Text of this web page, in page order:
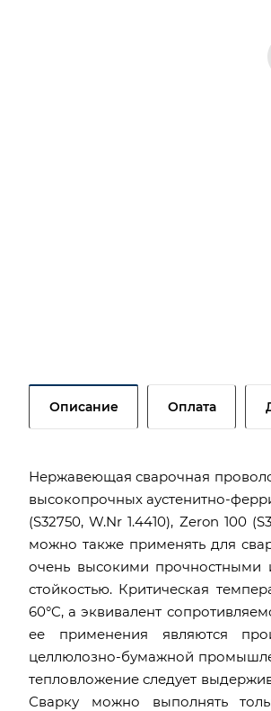
Описание Оплата
Нержавеющая сварочная
высокопрочных аустенитно-
(S32750, W.Nr 1.4410), Zeron 100
можно также применять для
очень высокими прочностными
стойкостью. Критическая
60°C, а эквивалент
ее применения являются
целлюлозно-бумажной
тепловложение следует
Сварку можно выполнять